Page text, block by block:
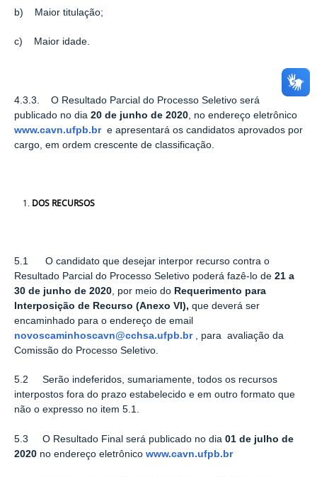
b) Maior titulação;
c) Maior idade.
4.3.3. O Resultado Parcial do Processo Seletivo será
publicado no dia 20 de junho de 2020, no endereço eletrônico
www.cavn.ufpb.br e apresentará os candidatos aprovados por
cargo, em ordem crescente de classificação.
DOS RECURSOS
5.1 O candidato que desejar interpor recurso contra o
Resultado Parcial do Processo Seletivo poderá fazê-lo de 21 a
30 de junho de 2020 , por meio do Requerimento para
Interposição de Recurso (Anexo VI), que deverá ser
encaminhado para o endereço de email
novoscaminhoscavn@cchsa.ufpb.br
, para avaliação da
Comissão do Processo Seletivo.
5.2 Serão indeferidos, sumariamente, todos os recursos
interpostos fora do prazo estabelecido e em outro formato que
não o expresso no item 5.1.
5.3 O Resultado Final será publicado no dia 01 de julho de
2020 no endereço eletrônico www.cavn.ufpb.br